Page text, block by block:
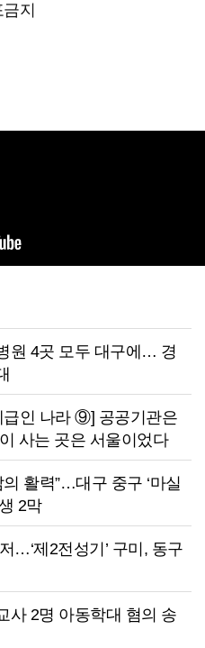
지
원 4곳 모두 대구에… 경
급인 나라 ⑨] 공공기관은
사는 곳은 서울이었다
활력”…대구 중구 ‘마실
2막
…‘제2전성기’ 구미, 동구
사 2명 아동학대 혐의 송